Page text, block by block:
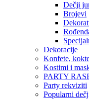
Dečji
Brojevi
Dekoracije
Konfete,
Kostimi i
PARTY
Party rekviziti
Popularni